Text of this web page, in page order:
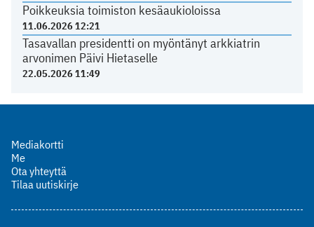
Poikkeuksia toimiston kesäaukioloissa
11.06.2026 12:21
Tasavallan presidentti on myöntänyt arkkiatrin
arvonimen Päivi Hietaselle
22.05.2026 11:49
Mediakortti
Me
Ota yhteyttä
Tilaa uutiskirje